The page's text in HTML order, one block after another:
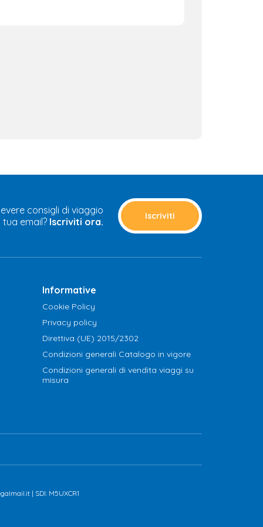
consigli di viaggio
email? Iscriviti ora. Iscriviti
Informative
Cookie Policy
Privacy policy
Direttiva (UE) 2015/2302
Condizioni generali Catalogo in vigore
Condizioni generali di vendita viaggi su
misura
| SDI: M5UXCR1